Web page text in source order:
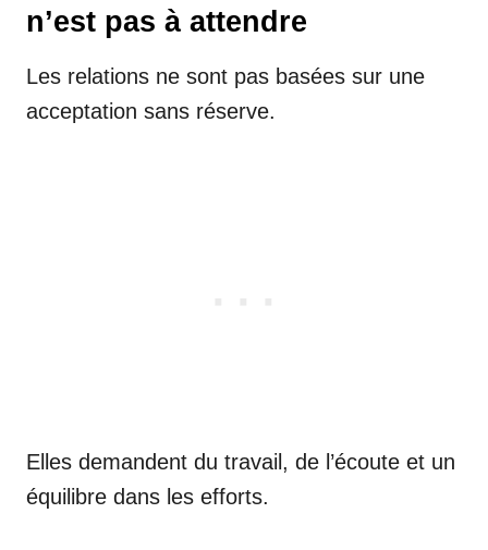
n’est pas à attendre
Les relations ne sont pas basées sur une
acceptation sans réserve.
Elles demandent du travail, de l’écoute et un
équilibre dans les efforts.